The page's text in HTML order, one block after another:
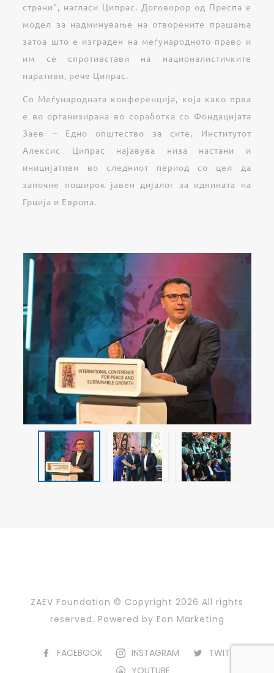
страни“, нагласи Ципрас. Договорор од Преспа е
модел за надминување на отворените прашања
затоа што е изграден на меѓународното право и
им се спротивстави на националистичките
наративи, рече Ципрас.
Со Меѓународната конференција, која како прва
е во организирана во соработка со Фондацијата
Заев – Едно општество за сите, Институтот
Алексис Ципрас најавува низа настани и
иницијативи во следниот период со цел да
започне поширок јавен дијалог за иднината на
Грција и Европа.
ZAEV Foundation © Copyright 2026 All rights
reserved. Powered by Eon Marketing
FACEBOOK INSTAGRAM
TWITTER
YOUTUBE